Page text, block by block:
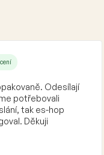
Odesílají
potřebovali
tak es-hop
Děkuji